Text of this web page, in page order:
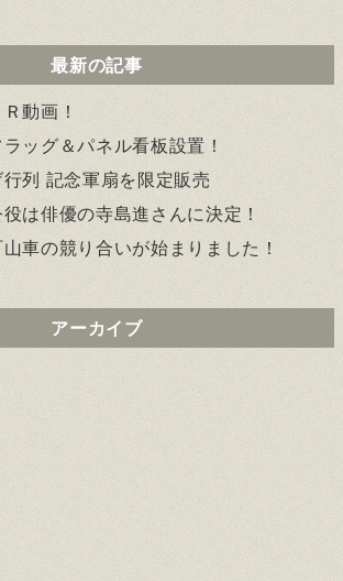
最新の記事
動画！
ッグ＆パネル看板設置！
列 記念軍扇を限定販売
は俳優の寺島進さんに決定！
車の競り合いが始まりました！
アーカイブ